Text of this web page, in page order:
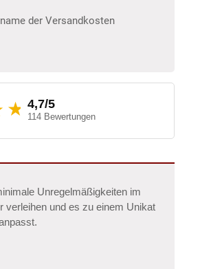
der Versandkosten
★ 4,7/5
114 Bewertungen
Unregelmäßigkeiten im
verleihen und es zu einem Unikat